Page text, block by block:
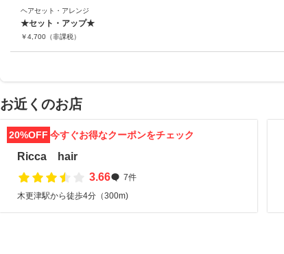
ヘアセット・アレンジ
★セット・アップ★
￥4,700 （非課税）
お近くのお店
20%OFF 今すぐお得なクーポンをチェック
Ricca hair
3.66
7件
木更津駅から徒歩4分（300m)